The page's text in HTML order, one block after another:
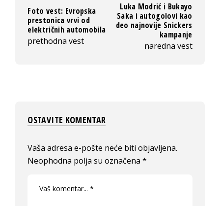
Foto vest: Evropska
prestonica vrvi od
električnih automobila
prethodna vest
Luka Modrić i Bukayo
Saka i autogolovi kao
deo najnovije Snickers
kampanje
naredna vest
OSTAVITE KOMENTAR
Vaša adresa e-pošte neće biti objavljena.
Neophodna polja su označena*